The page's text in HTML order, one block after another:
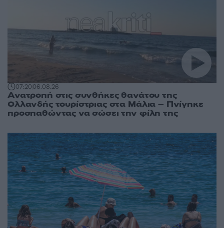
07:2006.08.26
Ανατροπή στις συνθήκες θανάτου της
Ολλανδής τουρίστριας στα Μάλια – Πνίγηκε
προσπαθώντας να σώσει την φίλη της